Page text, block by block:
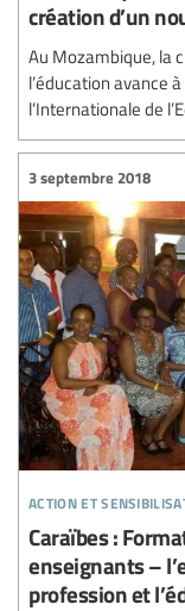
création d’un
Au Mozambique, la
l’éducation avance
l’Internationale de
action et
3 septembre 2018
Caraïbes :
enseignants –
profession et